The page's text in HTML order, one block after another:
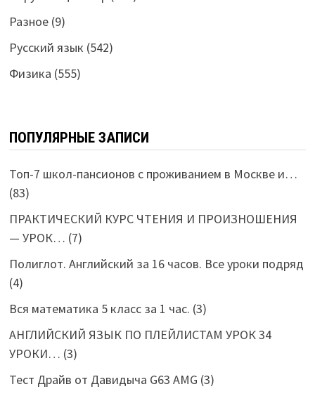
Разное(9)
Русский язык (542)
Физика (555)
ПОПУЛЯРНЫЕ ЗАПИСИ
Топ-7 школ-пансионов с проживанием в Москве и…
(83)
ПРАКТИЧЕСКИЙ КУРС ЧТЕНИЯ И ПРОИЗНОШЕНИЯ
— УРОК… (7)
Полиглот. Английский за 16 часов. Все уроки подряд
(4)
Вся математика 5 класс за 1 час. (3)
АНГЛИЙСКИЙ ЯЗЫК ПО ПЛЕЙЛИСТАМ УРОК 34
УРОКИ… (3)
Тест Драйв от Давидыча G63 AMG (3)